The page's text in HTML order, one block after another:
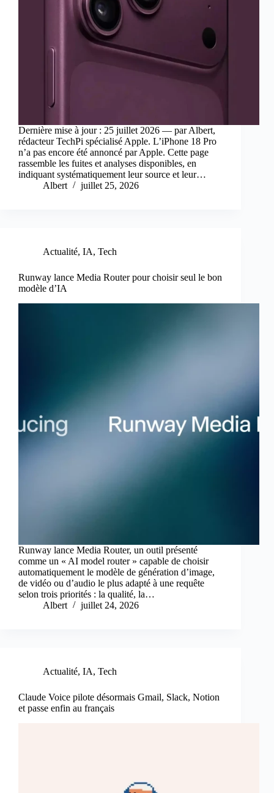
Dernière mise à jour : 25 juillet 2026 — par Albert,
rédacteur TechPi spécialisé Apple. L’iPhone 18 Pro
n’a pas encore été annoncé par Apple. Cette page
rassemble les fuites et analyses disponibles, en
indiquant systématiquement leur source et leur…
Albert
juillet 25, 2026
Actualité, IA, Tech
Runway lance Media Router pour choisir seul le bon
modèle d’IA
Runway lance Media Router, un outil présenté
comme un « AI model router » capable de choisir
automatiquement le modèle de génération d’image,
de vidéo ou d’audio le plus adapté à une requête
selon trois priorités : la qualité, la…
Albert
juillet 24, 2026
Actualité, IA, Tech
Claude Voice pilote désormais Gmail, Slack, Notion
et passe enfin au français